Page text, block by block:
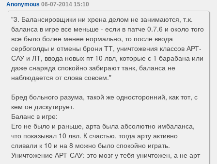
Anonymous 06-07-2014 15:10
"3. Балансировщики ни хрена делом не занимаются, т.к.
баланса в игре все меньше - если в патче 0.7.6 и около того
все было более менее нормально, то после ввода
сербоголды и отмены брони ТТ, уничтожения классов АРТ-
САУ и ЛТ, ввода новых пт 10 лвл, которые с 1 барабана или
даже снаряда спокойно забирают танк, баланса не
наблюдается от слова совсем."
Бред больного разума, такой же односторонний, как тот, с
кем он дискутирует.
Баланс в игре:
Его не было и раньше, арта была абсолютно имбаланса,
что показывал 10 лвл. К счастью, тогда арту активно
сливали к 10 и на 8 можно было спокойно играть.
Уничтожение АРТ-САУ: это мозг у тебя уничтожен, а не арт-